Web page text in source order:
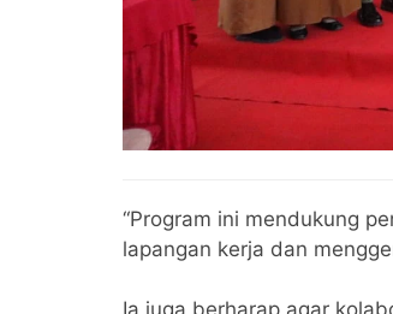
“Program ini mendukung
lapangan kerja dan
Ia juga berharap agar